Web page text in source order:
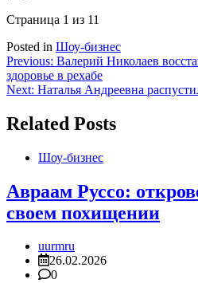
Страница 1 из 11
Posted in Шоу-бизнес
Навигация
по
Previous: Валерий Николаев
здоровье в рехабе
Next: Наталья Андреевна
Related Posts
Шоу-бизнес
Авраам Руссо:
своем похищении
uurmru
26.02.2026
0